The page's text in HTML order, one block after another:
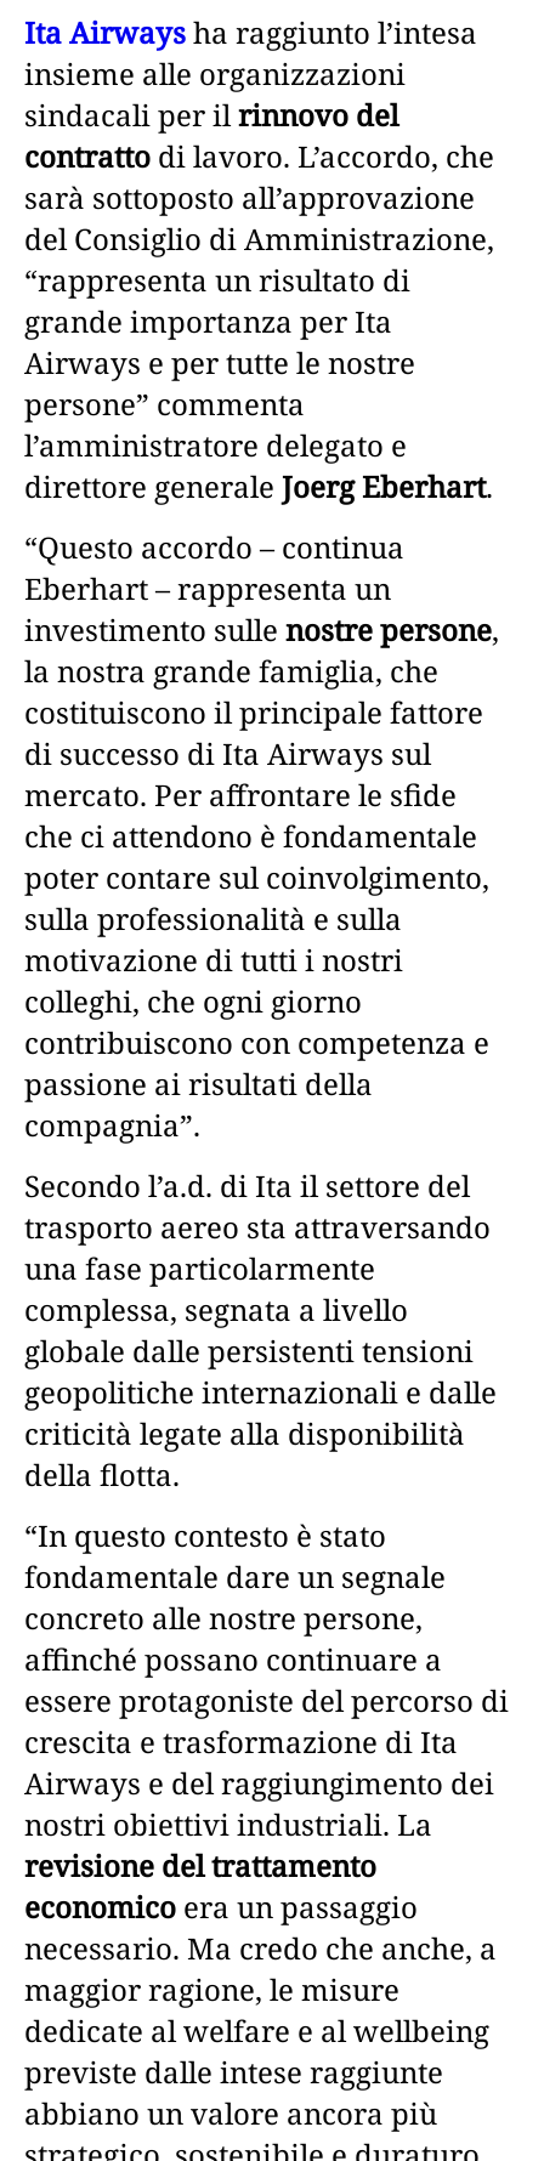
Ita Airwaysha raggiunto l’intesa
insieme alle organizzazioni
sindacali per ilrinnovo del
contratto di lavoro. L’accordo, che
sarà sottoposto all’approvazione
del Consiglio di Amministrazione,
“rappresenta un risultato di
grande importanza per Ita
Airways e per tutte le nostre
persone” commenta
l’amministratore delegato e
direttore generale Joerg Eberhart.
“Questo accordo – continua
Eberhart – rappresenta un
investimento sulle nostre persone,
la nostra grande famiglia, che
costituiscono il principale fattore
di successo di Ita Airways sul
mercato. Per affrontare le sfide
che ci attendono è fondamentale
poter contare sul coinvolgimento,
sulla professionalità e sulla
motivazione di tutti i nostri
colleghi, che ogni giorno
contribuiscono con competenza e
passione ai risultati della
compagnia”.
Secondo l’a.d. di Ita il settore del
trasporto aereo sta attraversando
una fase particolarmente
complessa, segnata a livello
globale dalle persistenti tensioni
geopolitiche internazionali e dalle
criticità legate alla disponibilità
della flotta.
“In questo contesto è stato
fondamentale dare un segnale
concreto alle nostre persone,
affinché possano continuare a
essere protagoniste del percorso di
crescita e trasformazione di Ita
Airways e del raggiungimento dei
nostri obiettivi industriali. La
revisione del trattamento
economico era un passaggio
necessario. Ma credo che anche, a
maggior ragione, le misure
dedicate al welfare e al wellbeing
previste dalle intese raggiunte
abbiano un valore ancora più